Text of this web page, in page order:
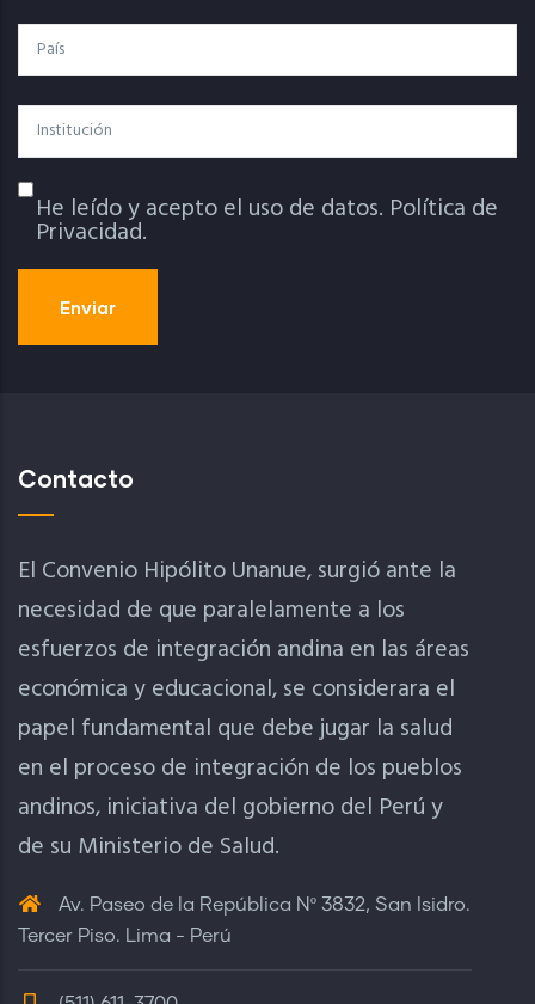
País
Institución
Política De Privacidad
He leído y acepto el uso de datos. Política de
Privacidad.
Contacto
El Convenio Hipólito Unanue, surgió ante la
necesidad de que paralelamente a los
esfuerzos de integración andina en las áreas
económica y educacional, se considerara el
papel fundamental que debe jugar la salud
en el proceso de integración de los pueblos
andinos, iniciativa del gobierno del Perú y
de su Ministerio de Salud.
Av. Paseo de la República Nº 3832, San Isidro.
Tercer Piso. Lima - Perú